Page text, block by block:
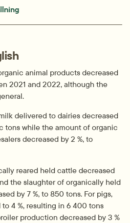
pdf, 191.5 kB.
animal products decreased
2021 and 2022, although the
delivered to dairies decreased
tons while the amount of organic
decreased by 2 %, to
reared held cattle decreased
the slaughter of organically held
by 7 %, to 850 tons. For pigs,
4 %, resulting in 6 400 tons
production decreased by 3 %